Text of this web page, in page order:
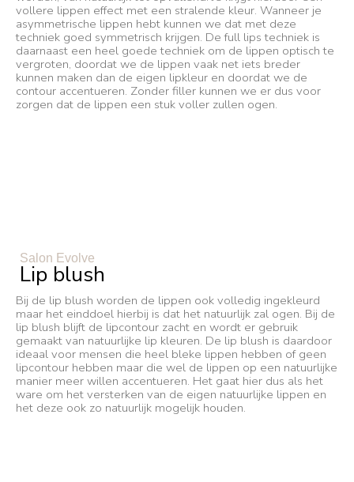
vollere lippen effect met een stralende kleur. Wanneer je
asymmetrische lippen hebt kunnen we dat met deze
techniek goed symmetrisch krijgen. De full lips techniek is
daarnaast een heel goede techniek om de lippen optisch te
vergroten, doordat we de lippen vaak net iets breder
kunnen maken dan de eigen lipkleur en doordat we de
contour accentueren. Zonder filler kunnen we er dus voor
zorgen dat de lippen een stuk voller zullen ogen.
Salon Evolve
Lip blush
Bij de lip blush worden de lippen ook volledig ingekleurd
maar het einddoel hierbij is dat het natuurlijk zal ogen. Bij de
lip blush blijft de lipcontour zacht en wordt er gebruik
gemaakt van natuurlijke lip kleuren. De lip blush is daardoor
ideaal voor mensen die heel bleke lippen hebben of geen
lipcontour hebben maar die wel de lippen op een natuurlijke
manier meer willen accentueren. Het gaat hier dus als het
ware om het versterken van de eigen natuurlijke lippen en
het deze ook zo natuurlijk mogelijk houden.